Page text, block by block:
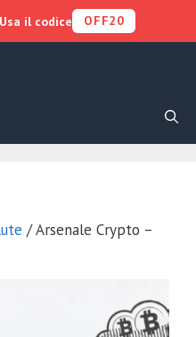
/ Arsenale Crypto –
il codice OFF20